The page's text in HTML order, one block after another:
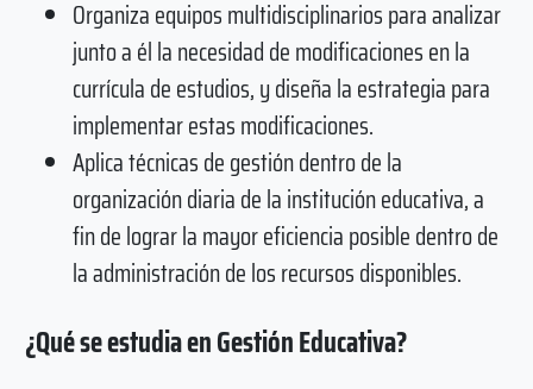
Organiza equipos multidisciplinarios para analizar
junto a él la necesidad de modificaciones en la
currícula de estudios, y diseña la estrategia para
implementar estas modificaciones.
Aplica técnicas de gestión dentro de la
organización diaria de la institución educativa, a
fin de lograr la mayor eficiencia posible dentro de
la administración de los recursos disponibles.
¿Qué se estudia en Gestión Educativa?